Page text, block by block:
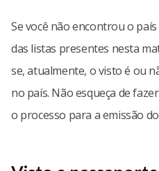
Se você não encontrou o
das listas presentes nesta
se, atualmente, o visto é ou
no país. Não esqueça de
o processo para a emissão